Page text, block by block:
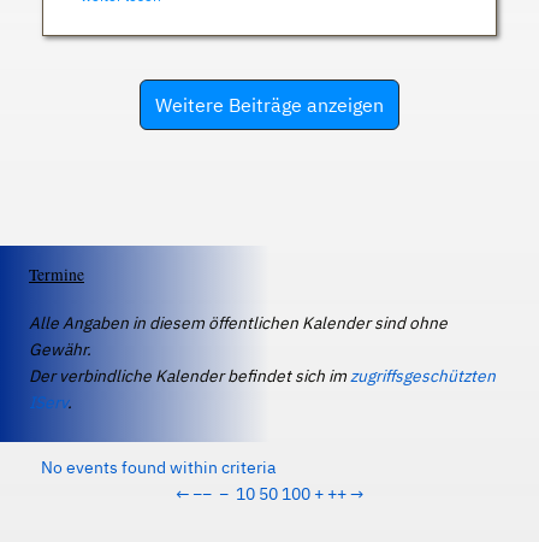
Weitere Beiträge anzeigen
Termine
Alle Angaben in diesem öffentlichen Kalender sind ohne
Gewähr.
Der verbindliche Kalender befindet sich imzugriffsgeschützten
IServ.
No events found within criteria
← −− − 10 50 100 + ++→